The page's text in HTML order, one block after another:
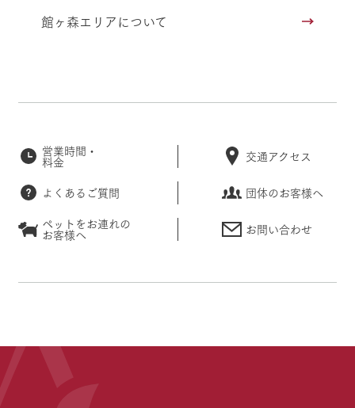
館ヶ森エリアについて
営業時間・
料金 交通アクセス
よくあるご質問
団体のお客様へ
ペットをお連れの
お客様へ お問い合わせ